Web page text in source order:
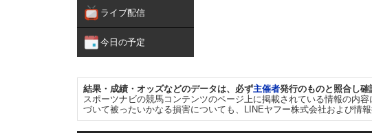
ライブ配信
今日の予定
結果・成績・オッズなどのデータは、必ず主催者発行のものと照合し確
スポーツナビの競馬コンテンツのページ上に掲載されている情報の内
づいて被ったいかなる損害についても、LINEヤフー株式会社および情